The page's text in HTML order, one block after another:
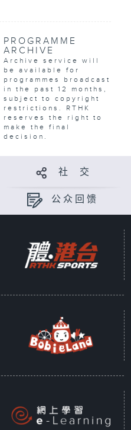
PROGRAMME
ARCHIVE
Archive service will
be available for
programmes broadcast
in the past 12 months,
subject to copyright
restrictions. RTHK
reserves the right to
make the final
decision.
社 交
公众回馈